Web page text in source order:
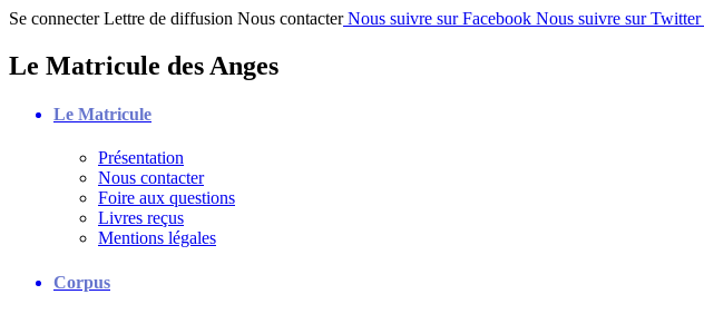
Se connecter Lettre de diffusion Nous contacter Nous suivre sur Facebook Nous suivre sur Twitter
Le Matricule des Anges
Le Matricule
Présentation
Nous contacter
Foire aux questions
Livres reçus
Mentions légales
Corpus